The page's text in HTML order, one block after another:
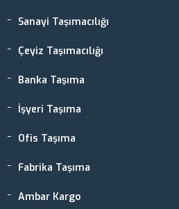
Sanayi Taşımacılığı
Çeyiz Taşımacılığı
Banka Taşıma
İşyeri Taşıma
Ofis Taşıma
Fabrika Taşıma
Ambar Kargo